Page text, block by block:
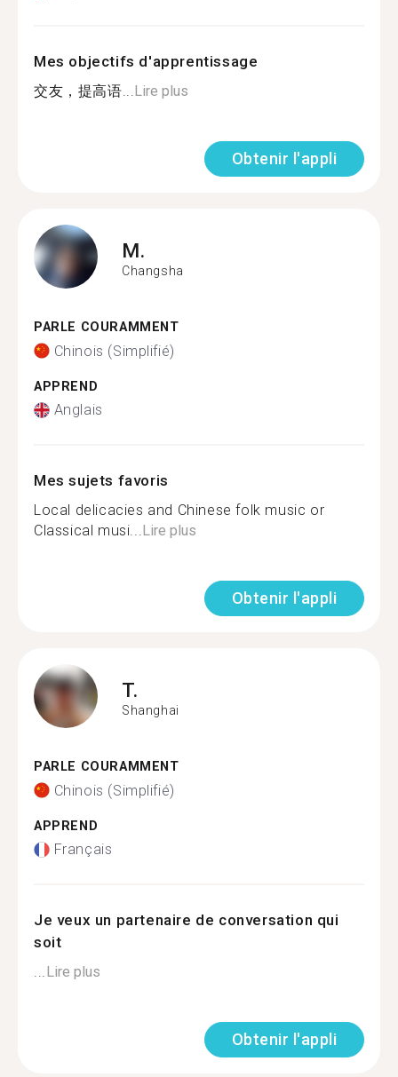
Mes objectifs d'apprentissage
交友，提高语...Lire plus
Obtenir l'appli
M.
Changsha
PARLE COURAMMENT
Chinois (Simplifié)
APPREND
Anglais
Mes sujets favoris
Local delicacies and Chinese folk music or
Classical musi...Lire plus
Obtenir l'appli
T.
Shanghai
PARLE COURAMMENT
Chinois (Simplifié)
APPREND
Français
Je veux un partenaire de conversation qui
soit
...Lire plus
Obtenir l'appli